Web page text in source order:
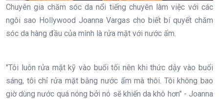
Chuyên gia chăm sóc da nổi tiếng chuyên làm việc với các
ngôi sao Hollywood Joanna Vargas cho biết bí quyết chăm
sóc da hàng đầu của mình là rửa mặt với nước ấm.
"Tôi luôn rửa mặt kỹ vào buổi tối nên khi thức dậy vào buổi
sáng, tôi chỉ rửa mặt bằng nước ấm mà thôi. Tôi không bao
giờ dùng nước quá nóng bởi nó sẽ khiến da khô hơn" - Joanna